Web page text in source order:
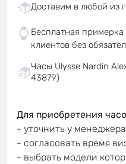
Доставим в любой из
Бесплатная
клиентов без
Часы Ulysse Nardin
43879)
Для приобретения
- уточнить у
- согласовать время
- выбрать модели